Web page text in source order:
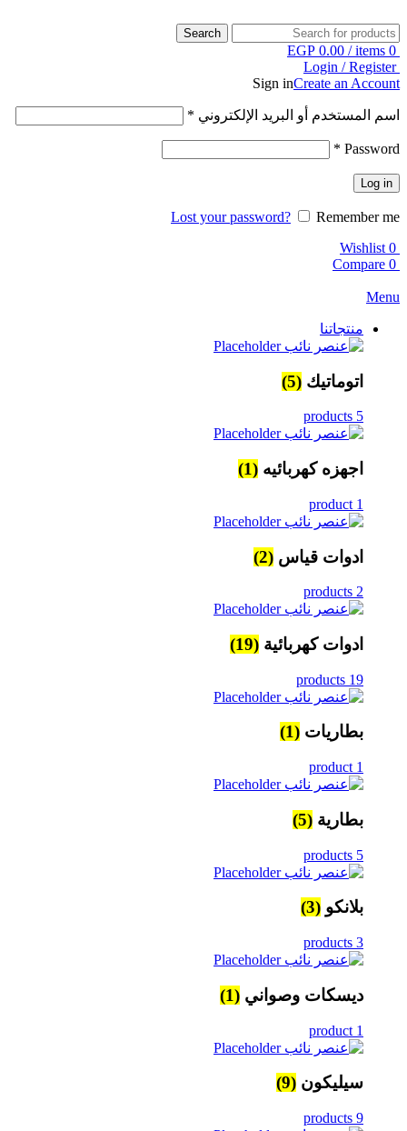
Search
0
items
/
EGP 0.00
Login / Register
Sign inCreate an Account
اسم المستخدم أو البريد الإلكتروني *
Password
*
Log in
Lost your password?
Remember me
0
Wishlist
0
Compare
Menu
منتجاتنا
اتوماتيك (5)
5 products
اجهزه كهربائيه (1)
1 product
ادوات قياس (2)
2 products
ادوات كهربائية (19)
19 products
بطاريات (1)
1 product
بطارية (5)
5 products
بلانكو (3)
3 products
ديسكات وصواني (1)
1 product
سيليكون (9)
9 products